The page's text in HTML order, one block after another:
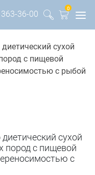
36-00
0
сухой
с пищевой
с рыбой
сухой
пород с пищевой
с